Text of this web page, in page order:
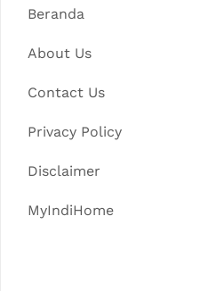
Beranda
About Us
Contact Us
Privacy Policy
Disclaimer
MyIndiHome